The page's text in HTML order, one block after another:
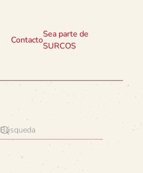
Contacto
Sea parte de
SURCOS